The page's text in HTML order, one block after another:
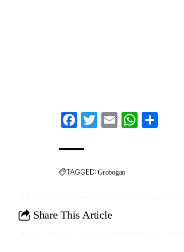
Facebook
Twitter
Email
TAGGED: Grobogan
Share This Article